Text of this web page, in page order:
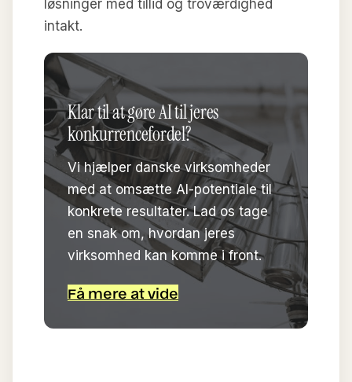
løsninger med tillid og troværdighed
intakt.
Klar til at gøre AI til jeres
konkurrencefordel?
Vi hjælper danske virksomheder
med at omsætte AI-potentiale til
konkrete resultater. Lad os tage
en snak om, hvordan jeres
virksomhed kan komme i front.
Få mere at vide